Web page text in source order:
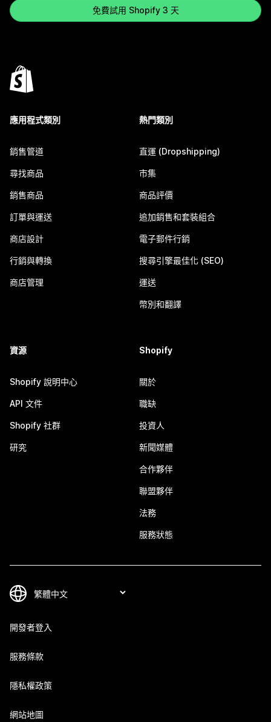
免費試用 Shopify 3 天
應用程式類別
銷售管道
尋找商品
銷售商品
訂單與運送
商店設計
行銷與轉換
商店管理
熱門類別
直運 (Dropshipping)
市集
商品評價
追加銷售和套裝組合
電子郵件行銷
搜尋引擎最佳化 (SEO)
運送
幣別和翻譯
資源
Shopify 說明中心
API 文件
Shopify 社群
研究
Shopify
關於
職缺
投資人
新聞媒體
合作夥伴
聯盟夥伴
法務
服務狀態
開發者登入
服務條款
隱私權政策
網站地圖